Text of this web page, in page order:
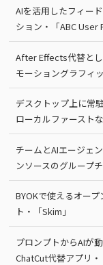
AIを活用したフィー
ション・「ABC User
After Effects代替と
モーショングラフィ
デスクトップ上に常
ローカルファースト
チームとAIエージェ
ンソースのグループ
BYOKで使えるオー
ト・「Skim」
プロンプトからAIが
ChatCut代替アプリ・